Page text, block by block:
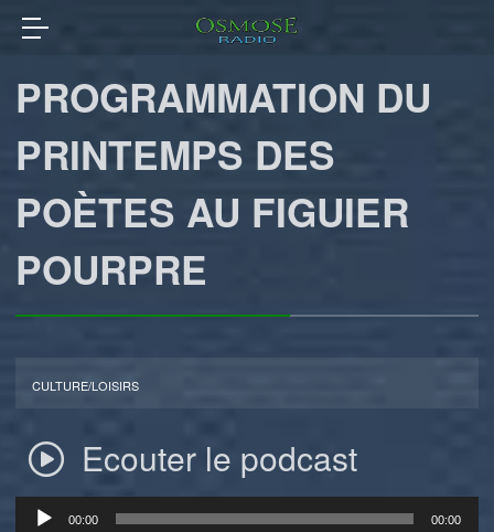
PROGRAMMATION DU
PRINTEMPS DES
POÈTES AU FIGUIER
POURPRE
CULTURE/LOISIRS
Ecouter le podcast
Lecteur00:00 00:00